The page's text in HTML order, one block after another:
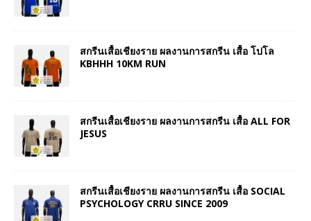
สกรีนเสื้อเชียงราย ผลงานการสกรีน เสื้อ โปโล
KBHHH 10KM RUN
สกรีนเสื้อเชียงราย ผลงานการสกรีน เสื้อ ALL FOR
JESUS
สกรีนเสื้อเชียงราย ผลงานการสกรีน เสื้อ SOCIAL
PSYCHOLOGY CRRU SINCE 2009